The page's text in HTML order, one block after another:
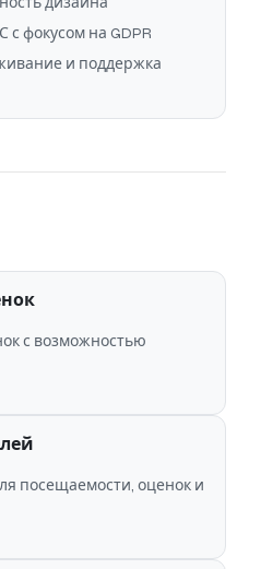
с фокусом на GDPR
и поддержка
с возможностью
посещаемости, оценок и